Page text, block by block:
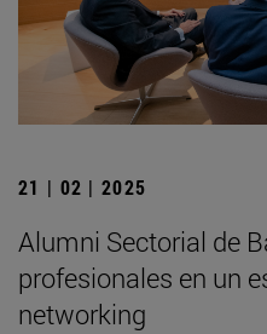
21 | 02 | 2025
Alumni Sectorial de
profesionales en un
networking